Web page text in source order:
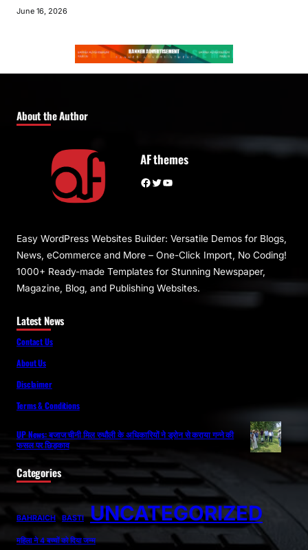
June 16, 2026
About the Author
AF themes
Facebook Twitter YouTube
Easy WordPress Websites Builder: Versatile Demos for Blogs,
News, eCommerce and More – One-Click Import, No Coding!
1000+ Ready-made Templates for Stunning Newspaper,
Magazine, Blog, and Publishing Websites.
Latest News
Contact Us
About Us
Disclaimer
Terms & Conditions
UP News: बजाज चीनी मिल रुधौली के अधिकारियों ने ड्रोन से कराया गन्ने की
फसल पर छिड़काव
Categories
BAHRAICH BASTI UNCATEGORIZED
महिला ने 4 बच्चों को दिया जन्म